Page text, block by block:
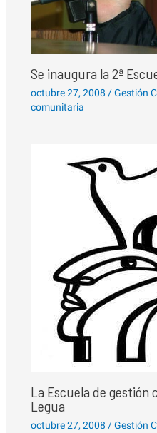
Se inaugura la 2ª
octubre 27, 2008 /Gestión
comunitaria
La Escuela de gestión
Legua
octubre 27, 2008 /Gestión